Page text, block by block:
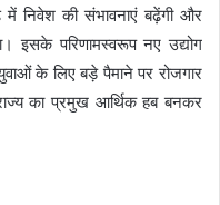
निवेश की संभावनाएं बढ़ेंगी और
इसके परिणामस्वरूप नए उद्योग
युवाओं के लिए बड़े पैमाने पर रोजगार
का प्रमुख आर्थिक हब बनकर